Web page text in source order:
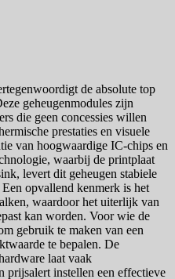
de absolute top
geheugenmodules zijn
die geen concessies willen
prestaties en visuele
van hoogwaardige IC-chips en
waarbij de printplaat
levert dit geheugen stabiele
opvallend kenmerk is het
waardoor het uiterlijk van
kan worden. Voor wie de
gebruik te maken van een
te bepalen. De
laat vaak
prijsalert instellen een effectieve